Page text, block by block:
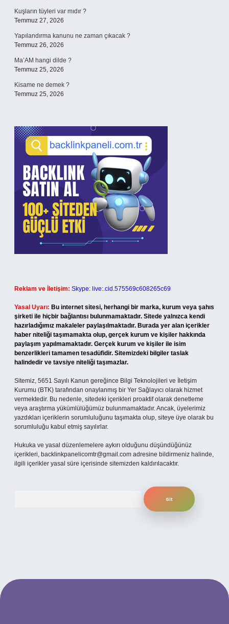
Kuşların tüyleri var mıdır ?
Temmuz 27, 2026
Yapılandırma kanunu ne zaman çıkacak ?
Temmuz 26, 2026
Ma’AM hangi dilde ?
Temmuz 25, 2026
Kisame ne demek ?
Temmuz 25, 2026
Reklam ve İletişim: Skype: live:.cid.575569c608265c69
Yasal Uyarı: Bu internet sitesi, herhangi bir marka, kurum veya şahıs
şirketi ile hiçbir bağlantısı bulunmamaktadır. Sitede yalnızca kendi
hazırladığımız makaleler paylaşılmaktadır. Burada yer alan içerikler
haber niteliği taşımamakta olup, gerçek kurum ve kişiler hakkında
paylaşım yapılmamaktadır. Gerçek kurum ve kişiler ile isim
benzerlikleri tamamen tesadüfidir. Sitemizdeki bilgiler taslak
halindedir ve tavsiye niteliği taşımazlar.
Sitemiz, 5651 Sayılı Kanun gereğince Bilgi Teknolojileri ve İletişim
Kurumu (BTK) tarafından onaylanmış bir Yer Sağlayıcı olarak hizmet
vermektedir. Bu nedenle, sitedeki içerikleri proaktif olarak denetleme
veya araştırma yükümlülüğümüz bulunmamaktadır. Ancak, üyelerimiz
yazdıkları içeriklerin sorumluluğunu taşımakta olup, siteye üye olarak bu
sorumluluğu kabul etmiş sayılırlar.
Hukuka ve yasal düzenlemelere aykırı olduğunu düşündüğünüz
içerikleri, backlinkpanelicomtr@gmail.com adresine bildirmeniz halinde,
ilgili içerikler yasal süre içerisinde sitemizden kaldırılacaktır.